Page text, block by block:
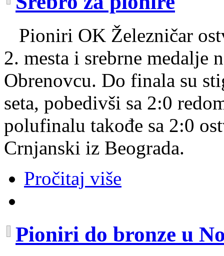
Pioniri OK Železničar
2. mesta i srebrne medalje
Obrenovcu. Do finala su
seta, pobedivši sa 2:0
polufinalu takođe sa 2:0
Crnjanski iz Beograda.
Pročitaj više
Pioniri do bronze u